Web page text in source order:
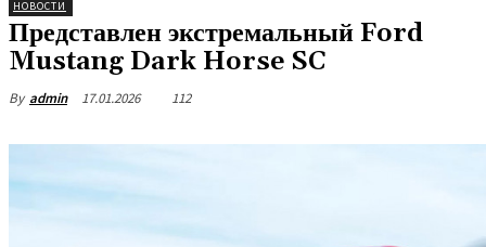
НОВОСТИ
Представлен экстремальный Ford
Mustang Dark Horse SC
By admin 17.01.2026 112